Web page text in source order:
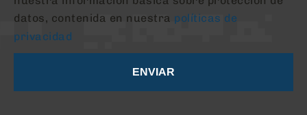
datos, contenida en nuestra políticas de
privacidad
ENVIAR